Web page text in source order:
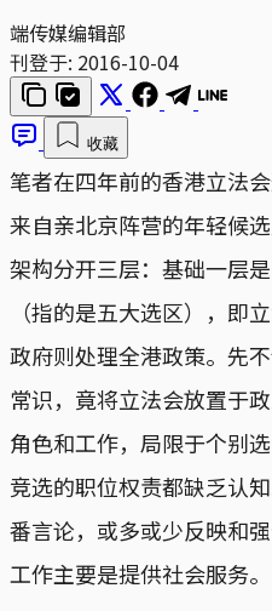
端传媒编辑部
刊登于: 2016-10-04
收藏
笔者在四年前的香港立法
来自亲北京阵营的年轻候
架构分开三层：基础一层
（指的是五大选区），即
政府则处理全港政策。先
常识，竟将立法会放置于
角色和工作，局限于个别
竞选的职位权责都缺乏认
番言论，或多或少反映和
工作主要是提供社会服务。